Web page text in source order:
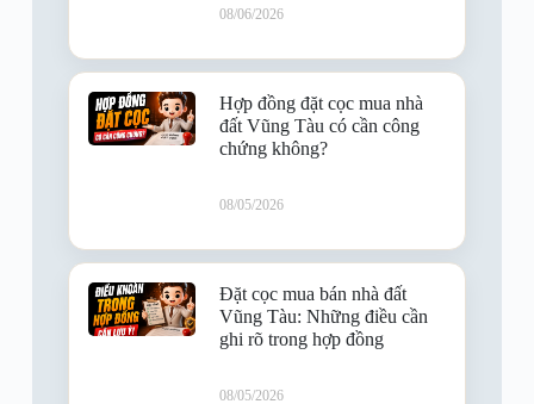
08/06/2026
Hợp đồng đặt cọc mua nhà
đất Vũng Tàu có cần công
chứng không?
08/05/2026
Đặt cọc mua bán nhà đất
Vũng Tàu: Những điều cần
ghi rõ trong hợp đồng
08/05/2026